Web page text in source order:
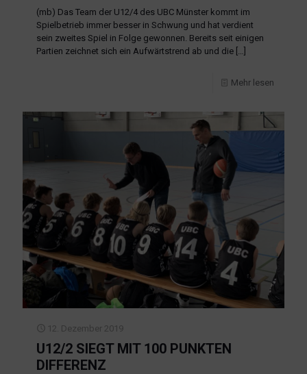
(mb) Das Team der U12/4 des UBC Münster kommt im
Spielbetrieb immer besser in Schwung und hat verdient
sein zweites Spiel in Folge gewonnen. Bereits seit einigen
Partien zeichnet sich ein Aufwärtstrend ab und die […]
Mehr lesen
12. Dezember 2019
U12/2 SIEGT MIT 100 PUNKTEN
DIFFERENZ